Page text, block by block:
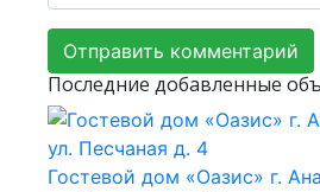
Последние добавленные
Гостевой дом «Оазис» г.